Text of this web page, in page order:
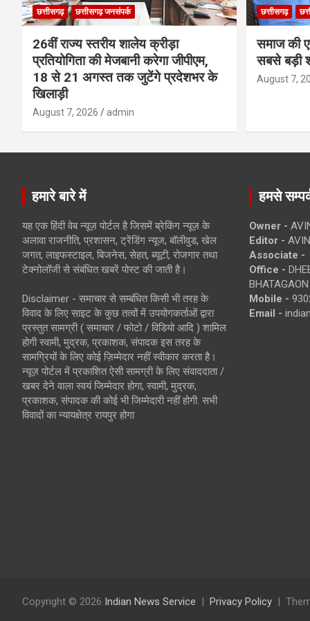
छत्तीसगढ़ छत्तीसगढ़ जनसंपर्क
26वीं राज्य स्तरीय शालेय क्रीड़ा
प्रतियोगिता की मेजबानी करेगा जीपीएम,
18 से 21 अगस्त तक जुटेंगे प्रदेशभर के
खिलाड़ी
August 7, 2026 admin
छत्तीसगढ़
समाज की
सबसे बड़ी
August 7,
हमारे बारे में
यह एक हिंदी वेब न्यूज़ पोर्टल है जिसमें ब्रेकिंग न्यूज़ के
अलावा राजनीति, प्रशासन, ट्रेंडिंग न्यूज, बॉलीवुड, खेल
जगत, लाइफस्टाइल, बिजनेस, सेहत, ब्यूटी, रोजगार तथा
टेक्नोलॉजी से संबंधित खबरें पोस्ट की जाती है।
Disclaimer - समाचार से सम्बंधित किसी भी तरह के
विवाद के लिए साइट के कुछ तत्वों में उपयोगकर्ताओं द्वारा
प्रस्तुत सामग्री ( समाचार / फोटो / विडियो आदि ) शामिल
होगी स्वामी, मुद्रक, प्रकाशक, संपादक इस तरह के
सामग्रियों के लिए कोई ज़िम्मेदार नहीं स्वीकार करता है।
न्यूज़ पोर्टल में प्रकाशित ऐसी सामग्री के लिए संवाददाता /
खबर देने वाला स्वयं जिम्मेदार होगा, स्वामी, मुद्रक,
प्रकाशक, संपादक की कोई भी जिम्मेदारी नहीं होगी. सभी
विवादों का न्यायक्षेत्र रायपुर होगा
हमसे
Owner -
Editor -
Associate -
Office -
Mobile -
Email -
Copyright © 2026 Indian News Service Privacy Policy